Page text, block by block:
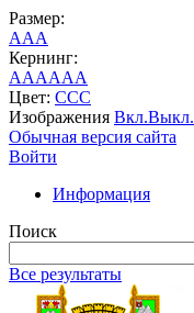
Размер:
AAA
Кернинг:
AAAAAA
Цвет: CCC
Изображения Вкл.Выкл.
Обычная версия сайта
Войти
Информация
Поиск
Все результаты